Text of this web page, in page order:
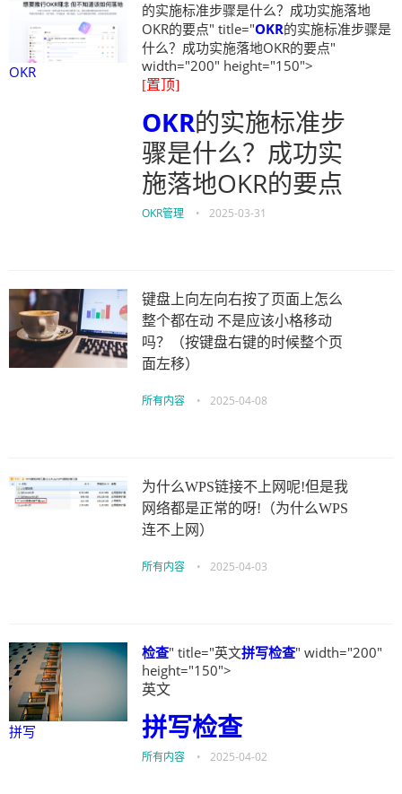
OKR
的实施标准步骤是什么？成功实施落地
OKR的要点" title="OKR的实施标准步骤是
什么？成功实施落地OKR的要点"
width="200" height="150">
[置顶]
OKR的实施标准步
骤是什么？成功实
施落地OKR的要点
OKR管理 • 2025-03-31
键盘上向左向右按了页面上怎么
整个都在动 不是应该小格移动
吗？（按键盘右键的时候整个页
面左移）
所有内容 • 2025-04-08
为什么WPS链接不上网呢!但是我
网络都是正常的呀!（为什么WPS
连不上网）
所有内容 • 2025-04-03
拼写
检查" title="英文拼写检查" width="200"
height="150">
英文
拼写检查
所有内容 • 2025-04-02